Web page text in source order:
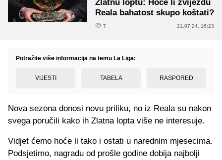
Zlatnu loptu: Hoće li zvijezdu
Reala bahatost skupo koštati?
7 21.07.24. 16:23
Potražite više informacija na temu La Liga:
VIJESTI TABELA RASPORED
Nova sezona donosi novu priliku, no iz Reala su nakon
svega poručili kako ih Zlatna lopta više ne interesuje.
Vidjet ćemo hoće li tako i ostati u narednim mjesecima.
Podsjetimo, nagradu od prošle godine dobija najbolji